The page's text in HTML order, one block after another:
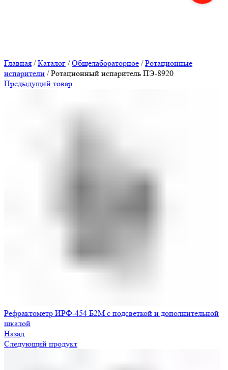
Главная /Каталог /Общелабораторное /Ротационные
испарители /Ротационный испаритель ПЭ-8920
Предыдущий товар
Рефрактометр ИРФ-454 Б2М с подсветкой и дополнительной
шкалой
Назад
Следующий продукт